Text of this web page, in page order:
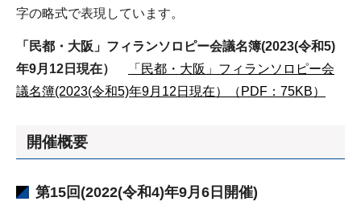
字の略式で表現しています。
「民都・大阪」フィランソロピー会議名簿(2023(令和5)
年9月12日現在）
「民都・大阪」フィランソロピー会
議名簿(2023(令和5)年9月12日現在）（PDF：75KB）
開催概要
第15回(2022(令和4)年9月6日開催)